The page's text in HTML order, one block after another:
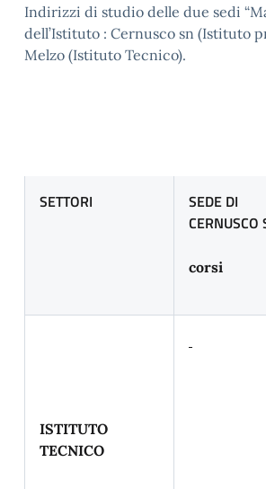
Indirizzi di studio delle due sedi
dell’Istituto : Cernusco sn (Istituto
Melzo (Istituto Tecnico).
SETTORI
SEDE DI
CERNUSCO
corsi
ISTITUTO
TECNICO